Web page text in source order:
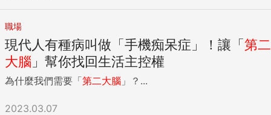
職場
現代人有種病叫做「手機痴呆症」！讓「第二
大腦 」幫你找回生活主控權
為什麼我們需要「第二大腦 」？...
2023.03.07